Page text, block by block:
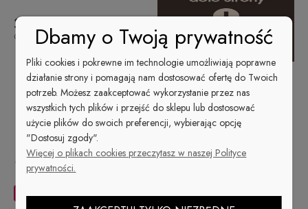
35,70 zł
Cena regularna:119,00 zł
-70% -70%
Dbamy o Twoją prywatność
Pliki cookies i pokrewne im technologie umożliwiają poprawne
działanie strony i pomagają nam dostosować ofertę do Twoich
potrzeb. Możesz zaakceptować wykorzystanie przez nas
wszystkich tych plików i przejść do sklepu lub dostosować
użycie plików do swoich preferencji, wybierając opcję
"Dostosuj zgody".
Więcej o plikach cookies przeczytasz w naszej Polityce
prywatności.